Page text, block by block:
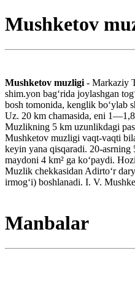
Mushketov
Mushketov muzligi - Markaziy
shim.yon bagʻrida joylashgan
bosh tomonida, kenglik boʻylab
Uz. 20 km chamasida, eni
Muzlikning 5 km uzunlikdagi
Mushketov muzligi vaqt-vaqti
keyin yana qisqaradi. 20-
maydoni 4 km² ga koʻpaydi.
Muzlik chekkasidan Adirtoʻr
irmogʻi) boshlanadi. I. V.
Manbalar